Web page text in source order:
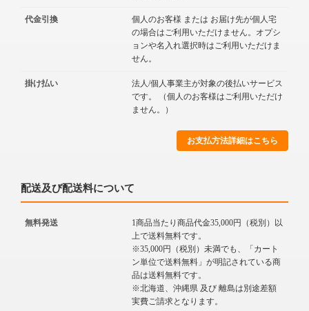
代金引換
個人のお客様 または お届け先が個人宅
の場合はご利用いただけません。オプシ
ョンや名入れ選択時はご利用いただけま
せん。
掛け払い
法人/個人事業主が対象の後払いサービス
です。 （個人のお客様はご利用いただけ
ません。）
お支払方法詳細はこちら
配送及び配送料について
無料発送
1商品当たり商品代金35,000円（税別）以
上で送料無料です。
※35,000円（税別）未満でも、「カート
ン単位で送料無料」が明記されている商
品は送料無料です。
※北海道、沖縄県 及び 離島は別途差額
実費ご請求となります。